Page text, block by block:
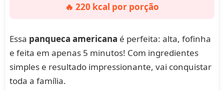
🔥 220 kcal por porção
Essa panqueca americana é perfeita: alta, fofinha
e feita em apenas 5 minutos! Com ingredientes
simples e resultado impressionante, vai conquistar
toda a família.